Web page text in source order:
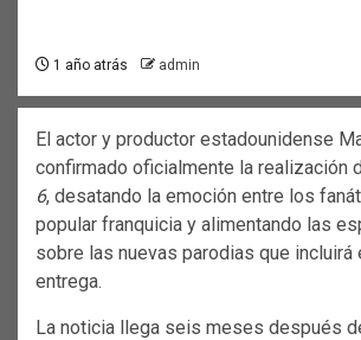
1 año atrás admin
El actor y productor estadounidense
confirmado oficialmente la realización
6, desatando la emoción entre los
popular franquicia y alimentando las
sobre las nuevas parodias que incluirá
entrega.
La noticia llega seis meses después